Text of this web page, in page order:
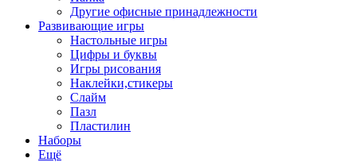
Другие офисные принадлежности
Развивающие игры
Настольные игры
Цифры и буквы
Игры рисования
Наклейки,стикеры
Слайм
Пазл
Пластилин
Наборы
Eщё